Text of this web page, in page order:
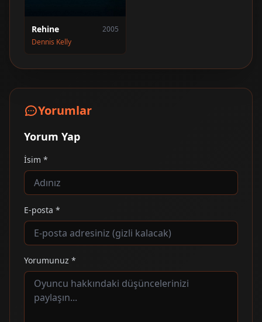
Rehine
2005
Dennis Kelly
Yorumlar
Yorum Yap
İsim *
E-posta *
Yorumunuz *